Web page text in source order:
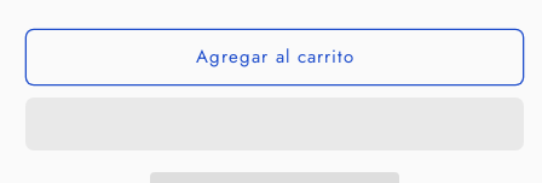
Látex
perros
Látex
para
perros
Agregar al carrito